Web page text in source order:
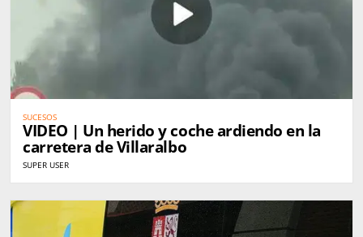
SUCESOS
VIDEO | Un herido y coche ardiendo en la
carretera de Villaralbo
SUPER USER